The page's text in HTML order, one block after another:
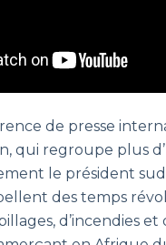
de presse
qui regroupe plus
le président
des temps
d’incendies